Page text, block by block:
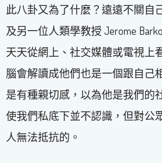
此八卦又為了什麼？遠遠不關自
及另一位人類學教授 Jerome
天天從網上、社交媒體或電視上
腦會解讀成他們也是一個跟自己
是有種親切感，以為他是我們的
使我們私底下並不認識，但對公
人無法抵抗的。